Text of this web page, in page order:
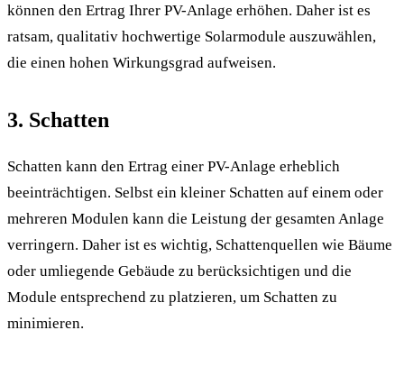
können den Ertrag Ihrer PV-Anlage erhöhen. Daher ist es
ratsam, qualitativ hochwertige Solarmodule auszuwählen,
die einen hohen Wirkungsgrad aufweisen.
3. Schatten
Schatten kann den Ertrag einer PV-Anlage erheblich
beeinträchtigen. Selbst ein kleiner Schatten auf einem oder
mehreren Modulen kann die Leistung der gesamten Anlage
verringern. Daher ist es wichtig, Schattenquellen wie Bäume
oder umliegende Gebäude zu berücksichtigen und die
Module entsprechend zu platzieren, um Schatten zu
minimieren.